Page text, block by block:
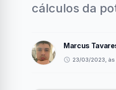
cálculos da
Marcus
23/03/2023,